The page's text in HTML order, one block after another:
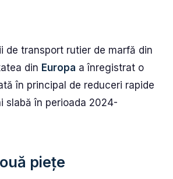
de transport rutier de marfă din
din Europa a înregistrat o
în principal de reduceri rapide
slabă în perioada 2024-
piețe